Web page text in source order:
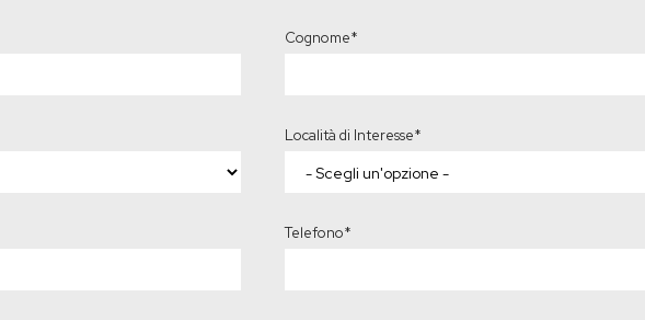
Cognome*
Località di Interesse*
Telefono*